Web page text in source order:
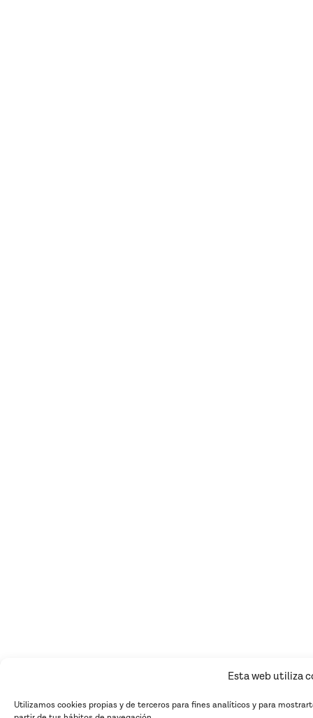
Esta web utiliza
Utilizamos cookies propias y de terceros para fines analíticos y para